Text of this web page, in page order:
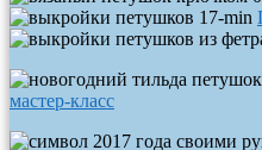
мастер-класс